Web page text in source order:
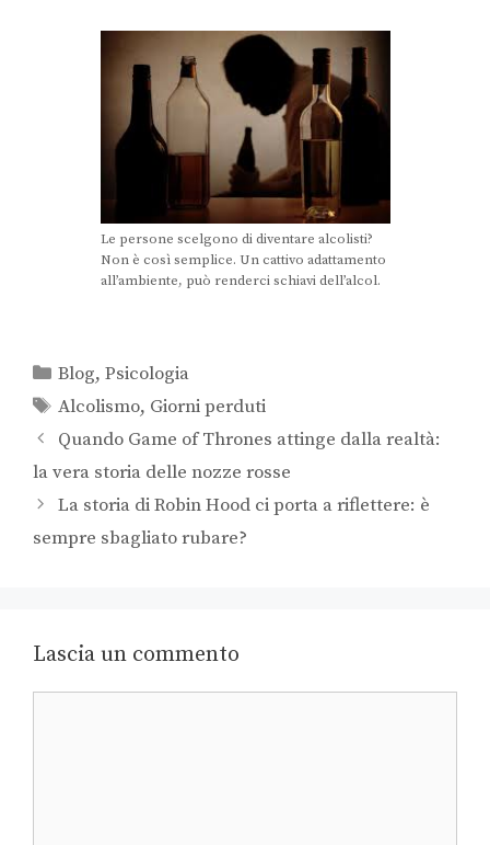
Le persone scelgono di diventare alcolisti?
Non è così semplice. Un cattivo adattamento
all’ambiente, può renderci schiavi dell’alcol.
Blog,Psicologia
Alcolismo, Giorni perduti
Quando Game of Thrones attinge dalla realtà:
la vera storia delle nozze rosse
La storia di Robin Hood ci porta a riflettere: è
sempre sbagliato rubare?
Lascia un commento